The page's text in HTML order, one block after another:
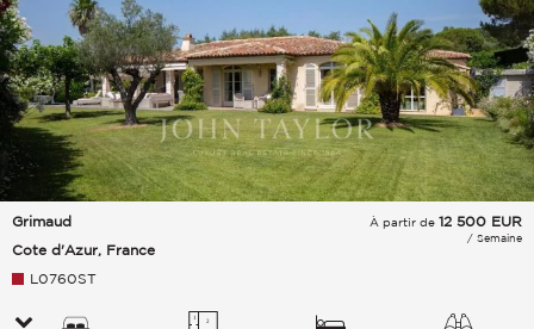
Grimaud
Cote d'Azur, France
À partir de 12 500 EUR
/ Semaine
L0760ST